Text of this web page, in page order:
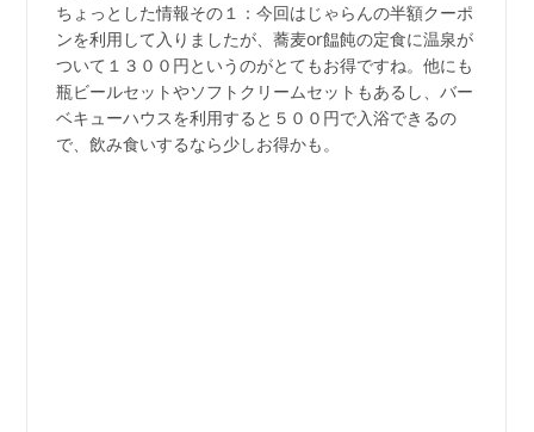
ちょっとした情報その１：今回はじゃらんの半額クーポ
ンを利用して入りましたが、蕎麦or饂飩の定食に温泉が
ついて１３００円というのがとてもお得ですね。他にも
瓶ビールセットやソフトクリームセットもあるし、バー
ベキューハウスを利用すると５００円で入浴できるの
で、飲み食いするなら少しお得かも。